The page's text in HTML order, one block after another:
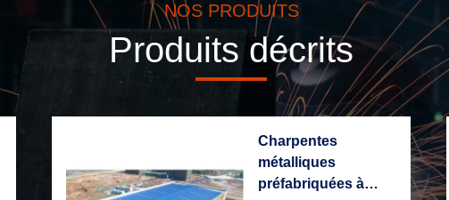
NOS PRODUITS
Produits décrits
Charpentes
métalliques
préfabriquées à